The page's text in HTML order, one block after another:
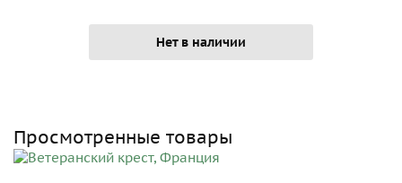
Нет в наличии
Просмотренные товары